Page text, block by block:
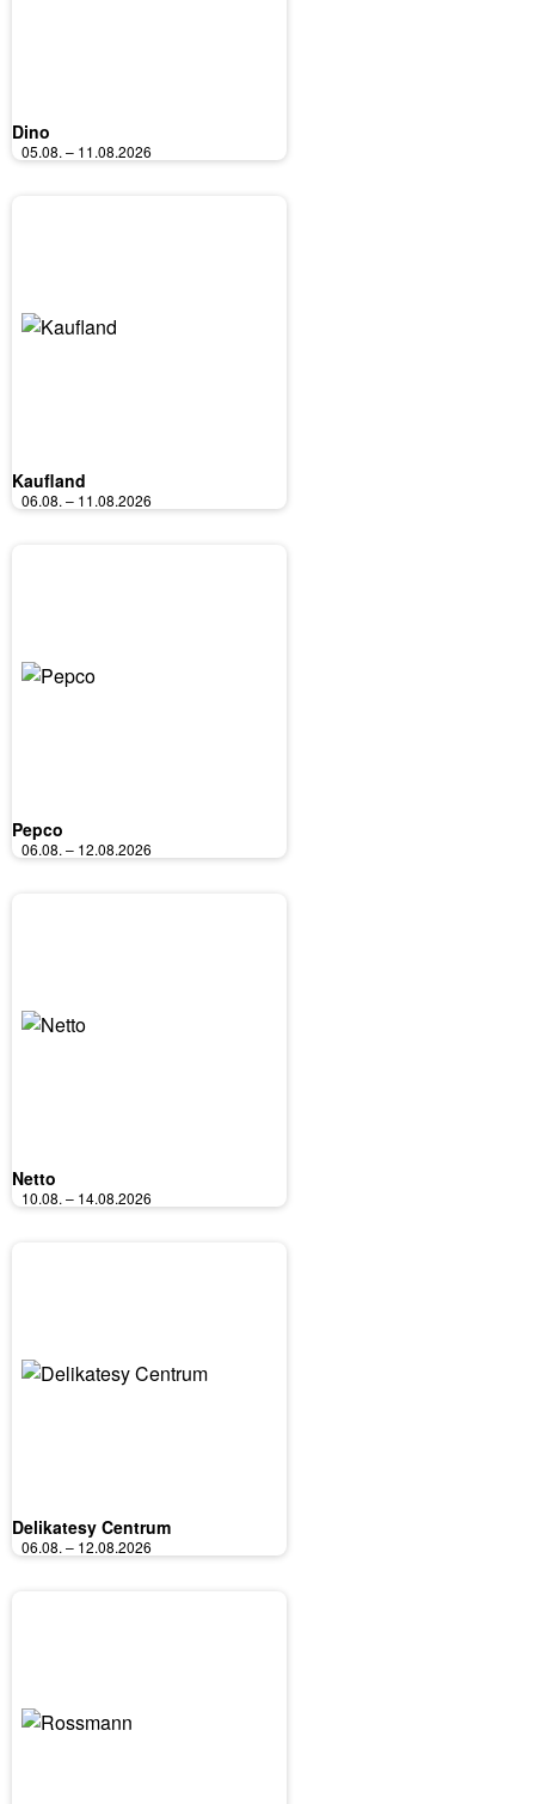
Dino
05.08. – 11.08.2026
Kaufland
06.08. – 11.08.2026
Pepco
06.08. – 12.08.2026
Netto
10.08. – 14.08.2026
Delikatesy Centrum
06.08. – 12.08.2026